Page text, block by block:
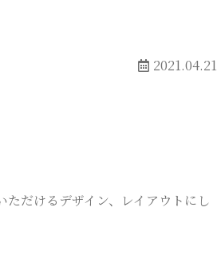
2021.04.21
だけるデザイン、レイアウトにし